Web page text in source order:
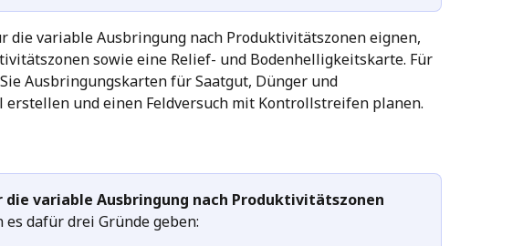
die variable Ausbringung nach Produktivitätszonen eignen,
sowie eine Relief- und Bodenhelligkeitskarte. Für
Ausbringungskarten für Saatgut, Dünger und
erstellen und einen Feldversuch mit Kontrollstreifen planen.
die variable Ausbringung nach Produktivitätszonen
es dafür drei Gründe geben: